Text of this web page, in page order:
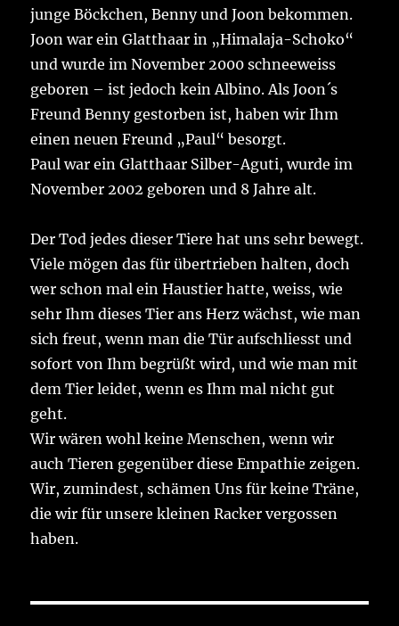
junge Böckchen, Benny und Joon bekommen.
Joon war ein Glatthaar in „Himalaja-Schoko“
und wurde im November 2000 schneeweiss
geboren – ist jedoch kein Albino. Als Joon´s
Freund Benny gestorben ist, haben wir Ihm
einen neuen Freund „Paul“ besorgt.
Paul war ein Glatthaar Silber-Aguti, wurde im
November 2002 geboren und 8 Jahre alt.
Der Tod jedes dieser Tiere hat uns sehr bewegt.
Viele mögen das für übertrieben halten, doch
wer schon mal ein Haustier hatte, weiss, wie
sehr Ihm dieses Tier ans Herz wächst, wie man
sich freut, wenn man die Tür aufschliesst und
sofort von Ihm begrüßt wird, und wie man mit
dem Tier leidet, wenn es Ihm mal nicht gut
geht.
Wir wären wohl keine Menschen, wenn wir
auch Tieren gegenüber diese Empathie zeigen.
Wir, zumindest, schämen Uns für keine Träne,
die wir für unsere kleinen Racker vergossen
haben.